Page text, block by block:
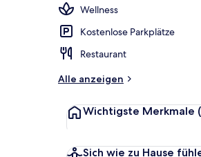
Wellness
Kostenlose Parkplätze
Restaurant
Alle anzeigen
Wichtigste Merkmale
Sich wie zu Hause